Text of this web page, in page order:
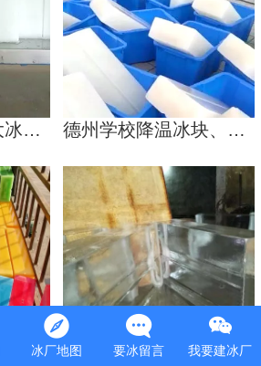
德州制冰厂工业大冰块、降温冰块、零售批发 德州学校降温冰块、济南办公降温大冰
冰厂地图 要冰留言 我要建冰厂